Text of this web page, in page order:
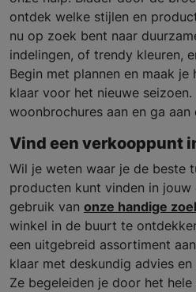
ontdek welke stijlen en
nu op zoek bent naar
indelingen, of trendy kleuren,
Begin met plannen en maak je
klaar voor het nieuwe
woonbrochures aan en ga aan
Vind een verkooppunt
Wil je weten waar je de beste
producten kunt vinden in jouw
gebruik van onze handige
winkel in de buurt te
een uitgebreid assortiment
klaar met deskundig advies
Ze begeleiden je door het